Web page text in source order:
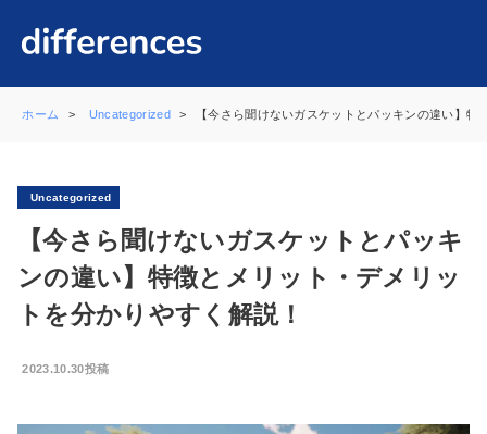
ホーム Uncategorized 【今さら聞けないガスケットとパッキンの違い】
Uncategorized
【今さら聞けないガスケットとパッキ
ンの違い】特徴とメリット・デメリッ
トを分かりやすく解説！
2023.10.30投稿